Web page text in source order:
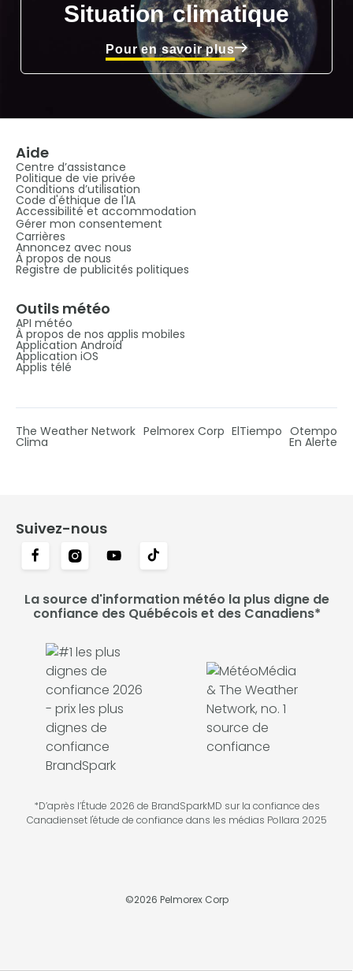
Situation climatique
Pour en savoir plus
Aide
Centre d’assistance
Politique de vie privée
Conditions d’utilisation
Code d'éthique de l'IA
Accessibilité et accommodation
Gérer mon consentement
Carrières
Annoncez avec nous
À propos de nous
Registre de publicités politiques
Outils météo
API météo
À propos de nos applis mobiles
Application Android
Application iOS
Applis télé
The Weather Network Pelmorex Corp ElTiempo Otempo
Clima En Alerte
Suivez-nous
La source d'information météo la plus digne de
confiance des Québécois et des Canadiens*
*D’après l’Étude 2026 de BrandSparkMD sur la confiance des
Canadienset l'étude de confiance dans les médias Pollara 2025
©2026 Pelmorex Corp